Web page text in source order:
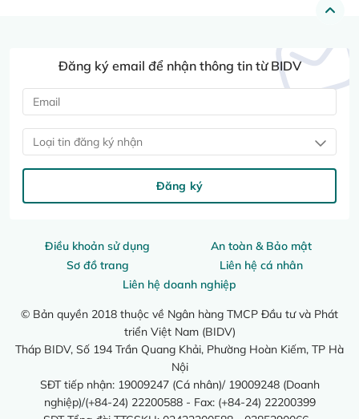
Điều khoản sử dụng
An toàn & Bảo mật
Sơ đồ trang
Liên hệ cá nhân
Liên hệ doanh nghiệp
© Bản quyền 2018 thuộc về Ngân hàng TMCP Đầu tư và Phát
triển Việt Nam (BIDV)
Tháp BIDV, Số 194 Trần Quang Khải, Phường Hoàn Kiếm, TP Hà
Nội
SĐT tiếp nhận: 19009247 (Cá nhân)/ 19009248 (Doanh
nghiệp)/(+84-24) 22200588 - Fax: (+84-24) 22200399
Đăng ký email để nhận thông tin từ BIDV
Loại tin đăng ký nhận
Đăng ký